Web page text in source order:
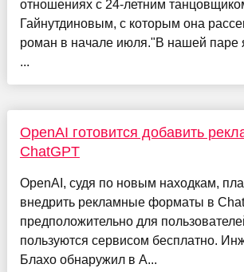
отношениях с 24-летним
Гайнутдиновым, с которым она
роман в начале июля."В нашей паре
...
OpenAI готовится добавить
ChatGPT
OpenAI, судя по новым находкам,
внедрить рекламные форматы в
предположительно для
пользуются сервисом бесплатно.
Блахо обнаружил в A...